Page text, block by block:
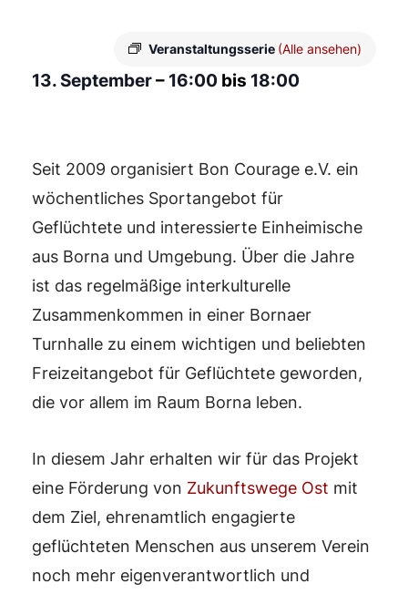
Veranstaltungsserie (Alle ansehen)
13. September– 16:00 bis 18:00
Seit 2009 organisiert Bon Courage e.V. ein
wöchentliches Sportangebot für
Geflüchtete und interessierte Einheimische
aus Borna und Umgebung. Über die Jahre
ist das regelmäßige interkulturelle
Zusammenkommen in einer Bornaer
Turnhalle zu einem wichtigen und beliebten
Freizeitangebot für Geflüchtete geworden,
die vor allem im Raum Borna leben.
In diesem Jahr erhalten wir für das Projekt
eine Förderung von Zukunftswege Ost mit
dem Ziel, ehrenamtlich engagierte
geflüchteten Menschen aus unserem Verein
noch mehr eigenverantwortlich und